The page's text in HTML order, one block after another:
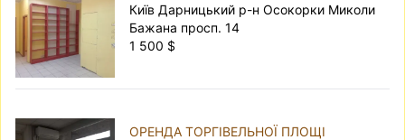
Київ Дарницький р-н Осокорки Миколи
Бажана просп. 14
1 500 $
ОРЕНДА ТОРГІВЕЛЬНОЇ ПЛОЩІ